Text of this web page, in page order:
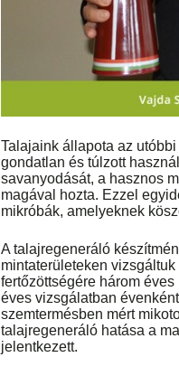
Talajaink állapota az
gondatlan és túlzott
savanyodását, a hasznos
magával hozta. Ezzel
mikróbák, amelyeknek
A talajregeneráló
mintaterületeken
fertőzöttségére három
éves vizsgálatban
szemtermésben mért
talajregeneráló hatása a
jelentkezett.